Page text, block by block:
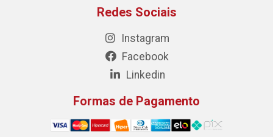
Redes Sociais
Instagram
Facebook
Linkedin
Formas de Pagamento